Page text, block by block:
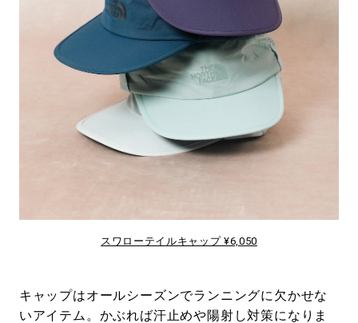
スワローテイルキャップ ¥6,050
キャップはオールシーズンでランニングに欠かせな
いアイテム。かぶれば汗止めや陽射し対策になりま